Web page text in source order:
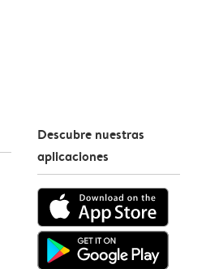
Descubre nuestras
aplicaciones